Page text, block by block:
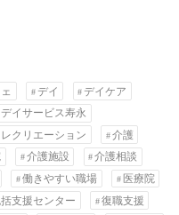
デイ
デイケア
デイサービス寿永
レクリエーション
介護
介護施設
介護相談
働きやすい職場
医療院
支援センター
復職支援